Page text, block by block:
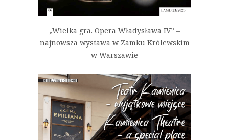
„Wielka gra. Opera Władysława IV” –
najnowsza wystawa w Zamku Królewskim
w Warszawie